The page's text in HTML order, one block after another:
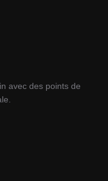
avec des points de